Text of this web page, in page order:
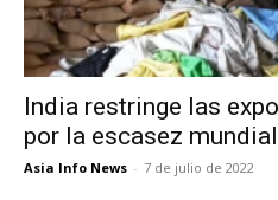
India restringe las
por la escasez
Asia Info News - 7 de julio de 2022